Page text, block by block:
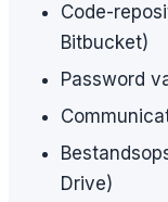
Code-
Bitbucket)
Password
Drive)